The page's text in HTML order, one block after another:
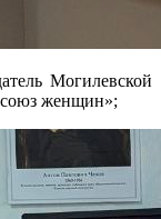
Могилевской
союз женщин»;